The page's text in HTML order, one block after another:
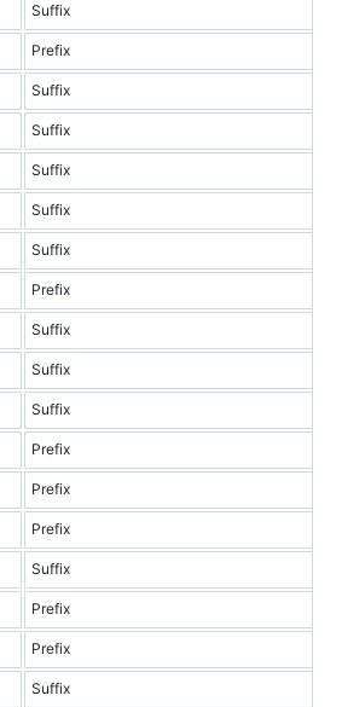
Suffix
Prefix
Suffix
Suffix
Suffix
Suffix
Suffix
Prefix
Suffix
Suffix
Suffix
Prefix
Prefix
Prefix
Suffix
Prefix
Prefix
Suffix